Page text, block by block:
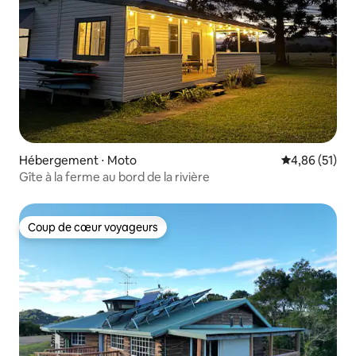
Hébergement ⋅ Moto Évaluation
4,86 (51)
Gîte à la ferme au bord de la rivière
Coup de cœur voyageurs
Coup de cœur voyageurs